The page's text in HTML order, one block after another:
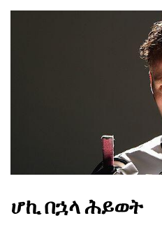
ሆኪ በኋላ ሕይወት